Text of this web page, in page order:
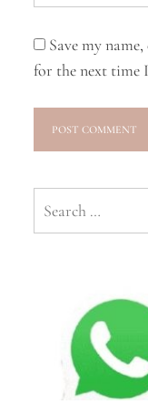
Save my
for the next time